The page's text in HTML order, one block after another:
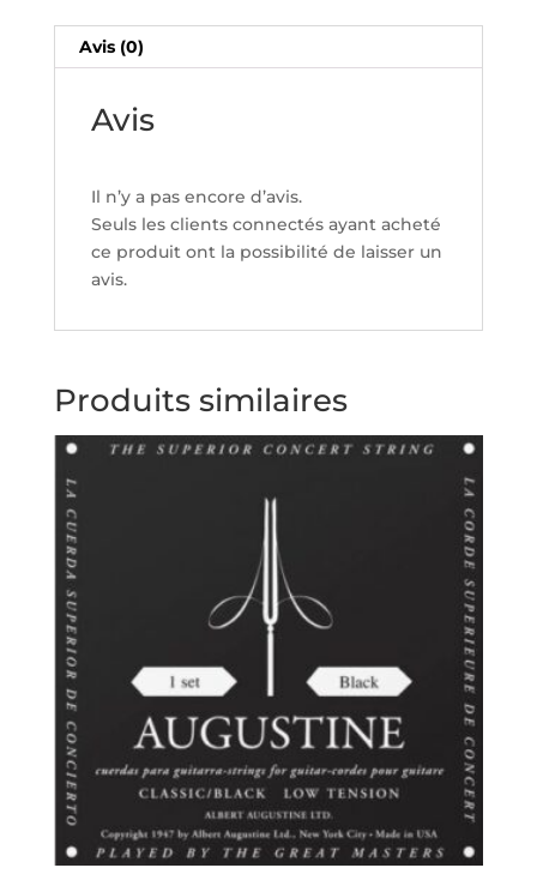
Avis (0)
Avis
Il n’y a pas encore d’avis.
Seuls les clients connectés ayant acheté
ce produit ont la possibilité de laisser un
avis.
Produits similaires